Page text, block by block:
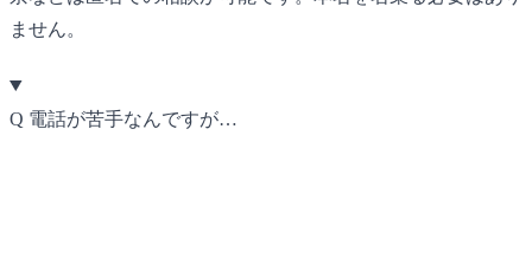
ません。
Q 電話が苦手なんですが…